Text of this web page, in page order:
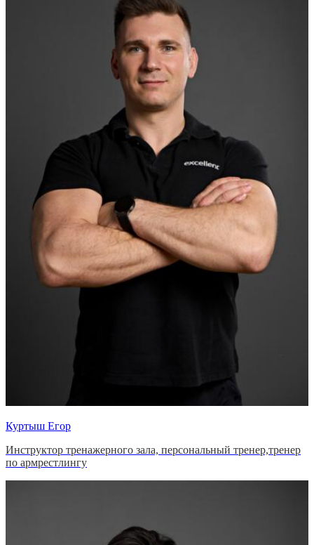
Куртыш Егор
Инструктор тренажерного зала, персональный тренер,тренер
по армрестлингу